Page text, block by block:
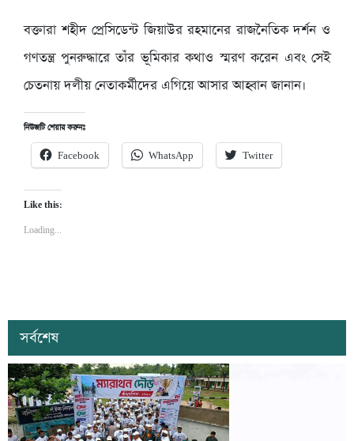
বক্তারা শহীদ প্রেসিডেন্ট জিয়াউর রহমানের রাজনৈতিক দর্শন ও
গণতন্ত্র পুনরুদ্ধারে তাঁর ভূমিকার কথাও স্মরণ করেন এবং সেই
চেতনায় দলীয় নেতাকর্মীদের এগিয়ে আসার আহ্বান জানান।
নিউজটি শেয়ার করুনঃ
Facebook WhatsApp Twitter
Like this:
Loading...
সর্বশেষ